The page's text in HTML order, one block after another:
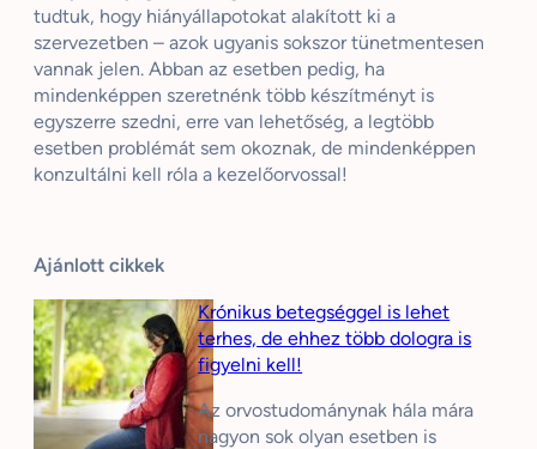
tudtuk, hogy hiányállapotokat alakított ki a
szervezetben – azok ugyanis sokszor tünetmentesen
vannak jelen. Abban az esetben pedig, ha
mindenképpen szeretnénk több készítményt is
egyszerre szedni, erre van lehetőség, a legtöbb
esetben problémát sem okoznak, de mindenképpen
konzultálni kell róla a kezelőorvossal!
Ajánlott cikkek
Krónikus betegséggel is lehet
terhes, de ehhez több dologra is
figyelni kell!
Az orvostudománynak hála mára
nagyon sok olyan esetben is